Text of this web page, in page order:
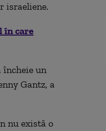
israeliene.
în care
încheie un
Gantz, a
nu există o